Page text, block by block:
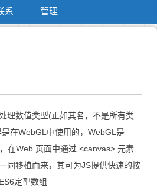
系 管理
数值类型(正如其名，不是所有类
在WebGL中使用的，WebGL是
在Web 页面中通过 <canvas> 元素
同移植而来，其可为JS提供快速的按
定型数组